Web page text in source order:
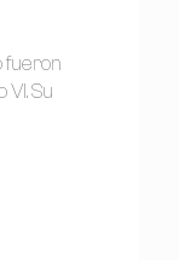
fueron
Su